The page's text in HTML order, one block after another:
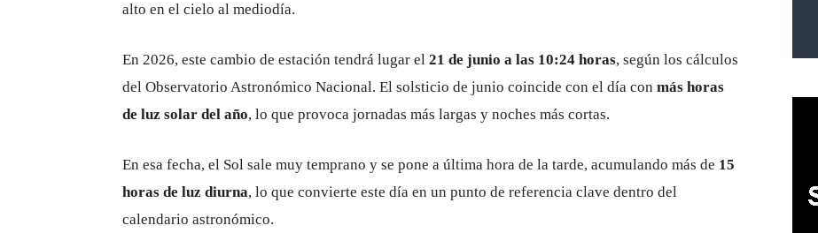
alto en el cielo al mediodía.
En 2026, este cambio de estación tendrá lugar el 21 de junio a las 10:24 horas, según los cálculos
del Observatorio Astronómico Nacional. El solsticio de junio coincide con el día con más horas
de luz solar del año, lo que provoca jornadas más largas y noches más cortas.
En esa fecha, el Sol sale muy temprano y se pone a última hora de la tarde, acumulando más de 15
horas de luz diurna, lo que convierte este día en un punto de referencia clave dentro del
calendario astronómico.